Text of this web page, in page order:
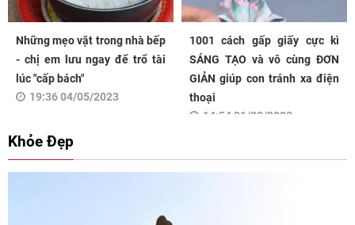
Những mẹo vặt trong nhà bếp
- chị em lưu ngay để trổ tài
lúc "cấp bách"
19:36 04/05/2023
1001 cách gấp giấy cực kì
SÁNG TẠO và vô cùng ĐƠN
GIẢN giúp con tránh xa điện
thoại
14:54 31/03/2023
Khỏe Đẹp